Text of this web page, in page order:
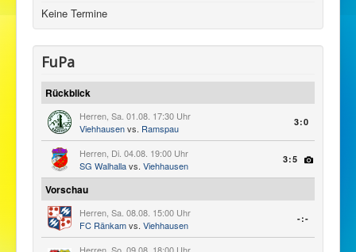
Fanshop
Keine Termine
FuPa
Rückblick
Herren, Sa. 01.08. 17:30 Uhr
Viehhausenvs. Ramspau
3:0
Herren, Di. 04.08. 19:00 Uhr
SG Walhallavs. Viehhausen
3:5
Vorschau
Herren, Sa. 08.08. 15:00 Uhr
FC Ränkamvs. Viehhausen
-:-